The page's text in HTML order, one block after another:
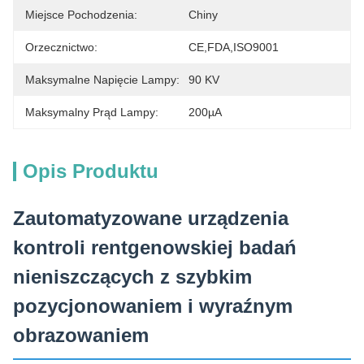
Miejsce Pochodzenia: Chiny
Orzecznictwo: CE,FDA,ISO9001
Maksymalne Napięcie Lampy: 90 KV
Maksymalny Prąd Lampy: 200µA
Opis Produktu
Zautomatyzowane urządzenia
kontroli rentgenowskiej badań
nieniszczących z szybkim
pozycjonowaniem i wyraźnym
obrazowaniem